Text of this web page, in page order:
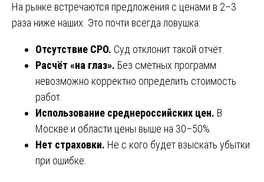
На рынке встречаются предложения с ценами в 2–3
раза ниже наших. Это почти всегда ловушка:
Отсутствие СРО. Суд отклонит такой отчёт.
Расчёт «на глаз». Без сметных программ
невозможно корректно определить стоимость
работ.
Использование среднероссийских цен. В
Москве и области цены выше на 30–50%.
Нет страховки. Не с кого будет взыскать убытки
при ошибке.